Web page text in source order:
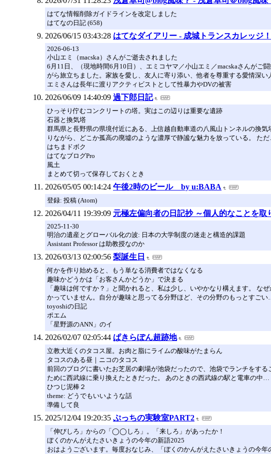
はてな情報削除ガイドラインを改定しました
はてなの日記 (658)
2026/06/15 03:43:28 はてなダイアリー - 成城トランスカレッ
2026-06-13
小山エミ（macska）さんがご逝去されました
6月11日、（現地時間6月10日）、エミコヤマ／小山エミ／macskaさんが
がら旅立ちました。家族を愛し、友人に寄り添い、他者を尊重する愛情深い
エミさんは長年に渡りアクティビストとして性暴力やDVの被害
2026/06/09 14:40:09 過下郎日記
ひっそり佇むコンクリートの塔。実はこの辺りは重要な遺跡
石器と換気塔
群馬県と長野県の県境付近にある、上信越自動車道の八風山トンネルの換
りながら、どこか孤高の廃墟のような濃厚で静謐な魅力を放っている。 た
はちまドボク
はてなブログPro
風土
まとめて切って保存しておくとき
2026/05/05 00:14:24 午後2時のビール by u:BABA
登録: 投稿 (Atom)
2026/04/11 19:39:09 元極左偏向者の日記抄 ～個人的なことを取
2025-11-30
明治の遺産とグローバル化の波: 日本の大学制度の迷走と構造的課題
Assistant Professor は助教授なのか
2026/03/13 02:00:56 梨誕生日
何かを作り始めると、もう単なる消費者ではなくなる
趣味かどうかは「お客さんかどうか」で決まる
「趣味は何ですか？」と聞かれると、私は少し、いやかなり構えます。
かっていません。自分が趣味と思ってる分野ほど、その分野のもっとすご
toyoshiの日記
ポエム
「星野源のANN」のイ
2026/02/07 02:05:44 ぱきらぽん超跡地
立教大近くのタコス屋。お肉と脂にライムの酸味がたまらん
タコスのある昼｜ニコのタコス
前回のブログに書いたお芝居の劇場が池袋だったので、池袋でランチをす
ために西武線に乗り換えたときだった。 あのときの西武線の駅と電車の中…
ひつじ泥棒２
theme: どうでもいいような話
準備して良
2025/12/04 19:20:35 ぷっちの実験室PART2
「伸びしろ」からの「◯◯しろ」。「来しろ」があったか！
ぼくのかんがえたさいきょうの今年の新語2025
おはようございます。毎度おなじみ、「ぼくのかんがえたさいきょうの今